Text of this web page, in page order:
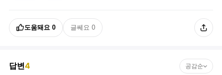
도움돼요 0 글쎄요 0
답변4 공감순